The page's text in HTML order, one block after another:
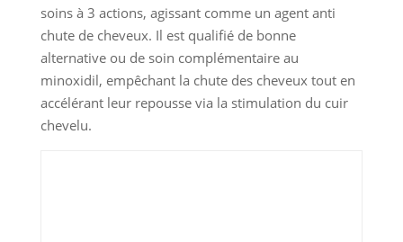
soins à 3 actions, agissant comme un agent anti
chute de cheveux. Il est qualifié de bonne
alternative ou de soin complémentaire au
minoxidil, empêchant la chute des cheveux tout en
accélérant leur repousse via la stimulation du cuir
chevelu.